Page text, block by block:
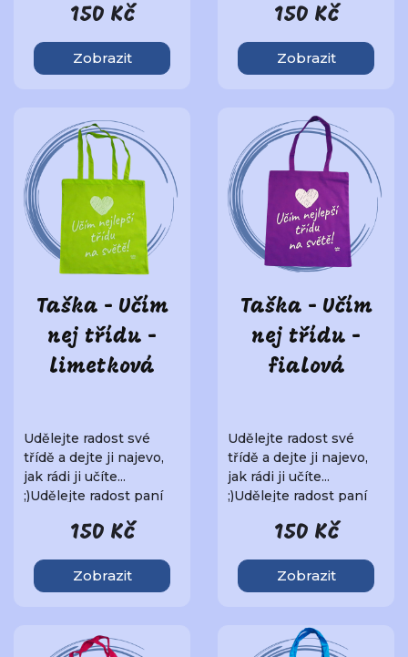
150 Kč
Zobrazit
150 Kč
Zobrazit
Taška - Učím
nej třídu -
limetková
Udělejte radost své
třídě a dejte ji najevo,
jak rádi ji učíte...
;)Udělejte radost paní
150 Kč
Zobrazit
Taška - Učím
nej třídu -
fialová
Udělejte radost své
třídě a dejte ji najevo,
jak rádi ji učíte...
;)Udělejte radost paní
150 Kč
Zobrazit